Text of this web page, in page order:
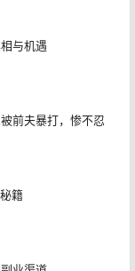
与机遇
前夫暴打，惨不忍
籍